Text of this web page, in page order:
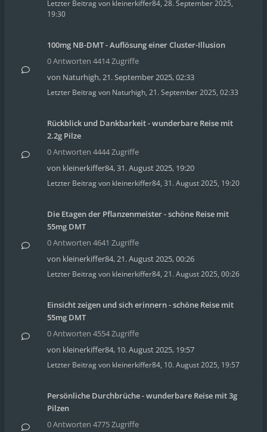
Letzter Beitrag von kleinerkiffer84, 28. September 2025,
19:30
100mg NB-DMT - Auflösung einer Cluster-Illusion
0 Antworten 4414 Zugriffe
von Naturhigh,21. September 2025, 02:33
Letzter Beitrag von Naturhigh, 21. September 2025, 02:33
Rückblick und Dankbarkeit - wunderbare Reise mit
2.2g Pilze
0 Antworten 4444 Zugriffe
von kleinerkiffer84,31. August 2025, 19:20
Letzter Beitrag von kleinerkiffer84, 31. August 2025, 19:20
Die Etagen der Pflanzenmeister - schöne Reise mit
55mg DMT
0 Antworten 4641 Zugriffe
von kleinerkiffer84,21. August 2025, 00:26
Letzter Beitrag von kleinerkiffer84, 21. August 2025, 00:26
Einsicht zeigen und sich erinnern - schöne Reise mit
55mg DMT
0 Antworten 4554 Zugriffe
von kleinerkiffer84, 10. August 2025, 19:57
Letzter Beitrag von kleinerkiffer84, 10. August 2025, 19:57
Persönliche Durchbrüche - wunderbare Reise mit 3g
Pilzen
0 Antworten 4775 Zugriffe